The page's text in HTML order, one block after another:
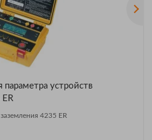
устройств
4235 ER